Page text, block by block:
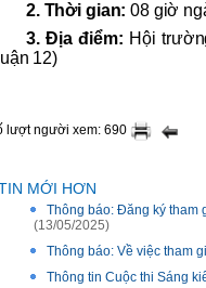
2. Thời gian:08 giờ
3. Địa điểm: Hội
12)
lượt người xem: 690
MỚI HƠN
Thông báo: Đăng ký tham
(13/05/2025)
Thông báo: Về việc tham
Thông tin Cuộc thi Sáng